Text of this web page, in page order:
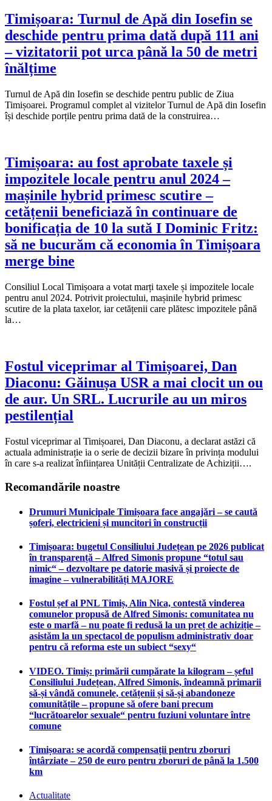
Timișoara: Turnul de Apă din Iosefin se
deschide pentru prima dată după 111 ani
– vizitatorii pot urca până la 50 de metri
înălțime
Turnul de Apă din Iosefin se deschide pentru public de Ziua
Timișoarei. Programul complet al vizitelor Turnul de Apă din Iosefin
își deschide porțile pentru prima dată de la construirea…
Timișoara: au fost aprobate taxele și
impozitele locale pentru anul 2024 –
mașinile hybrid primesc scutire –
cetățenii beneficiază în continuare de
bonificația de 10 la sută I Dominic Fritz:
să ne bucurăm că economia în Timișoara
merge bine
Consiliul Local Timișoara a votat marți taxele și impozitele locale
pentru anul 2024. Potrivit proiectului, mașinile hybrid primesc
scutire de la plata taxelor, iar cetățenii care plătesc impozitele până
la…
Fostul viceprimar al Timișoarei, Dan
Diaconu: Găinușa USR a mai clocit un ou
de aur. Un SRL. Lucrurile au un miros
pestilențial
Fostul viceprimar al Timișoarei, Dan Diaconu, a declarat astăzi că
actuala administrație ia o serie de decizii bizare în privința modului
în care s-a realizat înființarea Unității Centralizate de Achiziții….
Recomandările noastre
Drumuri Municipale Timișoara face angajări – se caută
șoferi, electricieni și muncitori în construcții
Timișoara: bugetul Consiliului Județean pe 2026 publicat
în transparență – Alfred Simonis propune “totul sau
nimic“ – dezvoltare pe datorie masivă și proiecte de
imagine – vulnerabilități MAJORE
Fostul șef al PNL Timiș, Alin Nica, contestă vinderea
comunelor propusă de Alfred Simonis: comunitatea nu
este o marfă – nu poate fi redusă la un preț de achiziție –
asistăm la un spectacol de populism administrativ doar
pentru că reforma este un subiect “sexy“
VIDEO. Timiș: primării cumpărate la kilogram – șeful
Consiliului Județean, Alfred Simonis, îndeamnă primarii
să-și vândă comunele, cetățenii și să-și abandoneze
comunitățile – propune să ofere bani precum
“lucrătoarelor sexuale“ pentru fuziuni voluntare între
comune
Timișoara: se acordă compensații pentru zboruri
întârziate – 250 de euro pentru zboruri de până la 1.500
km
Actualitate